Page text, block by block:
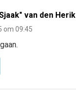
van den Herik
om 09:45